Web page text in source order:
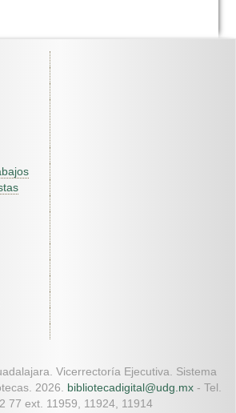
Vicerrectoría Ejecutiva. Sistema
2026. bibliotecadigital@udg.mx - Tel.
77 ext. 11959, 11924, 11914